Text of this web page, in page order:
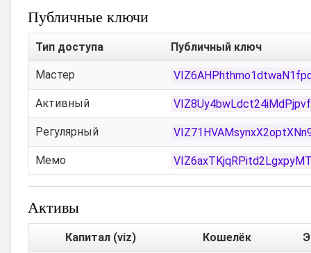
Публичные ключи
Тип доступа Публичный ключ
Мастер
Активный
Регулярный
Мемо
Активы
Капитал (viz) Кошелёк